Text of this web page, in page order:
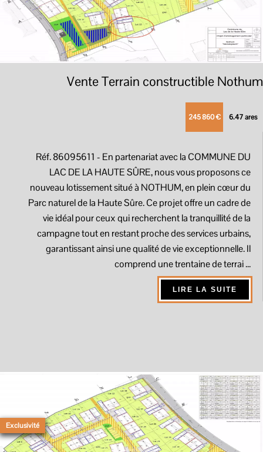
Vente Terrain constructible Nothum
245 860 € 6.47 ares
Réf. 86095611 - En partenariat avec la COMMUNE DU
LAC DE LA HAUTE SÛRE, nous vous proposons ce
nouveau lotissement situé à NOTHUM, en plein cœur du
Parc naturel de la Haute Sûre. Ce projet offre un cadre de
vie idéal pour ceux qui recherchent la tranquillité de la
campagne tout en restant proche des services urbains,
garantissant ainsi une qualité de vie exceptionnelle. Il
comprend une trentaine de terrai ...
LIRE LA SUITE
Exclusivité